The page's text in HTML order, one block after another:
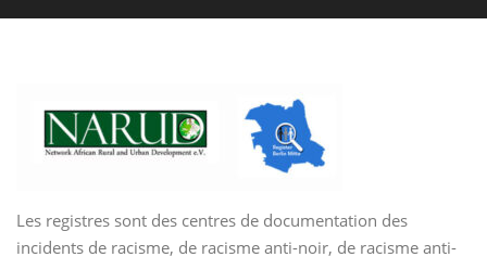
Les registres sont des centres de documentation des
incidents de racisme, de racisme anti-noir, de racisme anti-